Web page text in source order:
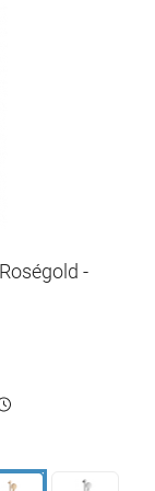
-